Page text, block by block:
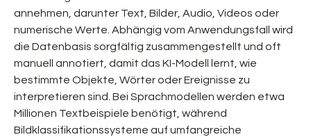
annehmen, darunter Text, Bilder, Audio, Videos oder
numerische Werte. Abhängig vom Anwendungsfall wird
die Datenbasis sorgfältig zusammengestellt und oft
manuell annotiert, damit das KI-Modell lernt, wie
bestimmte Objekte, Wörter oder Ereignisse zu
interpretieren sind. Bei Sprachmodellen werden etwa
Millionen Textbeispiele benötigt, während
Bildklassifikationssysteme auf umfangreiche